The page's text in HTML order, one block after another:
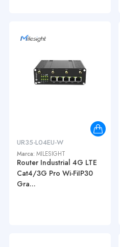
UR35-L04EU-W
Marca: MILESIGHT
Router Industrial 4G LTE
Cat4/3G Pro Wi-FiIP30
Gra...